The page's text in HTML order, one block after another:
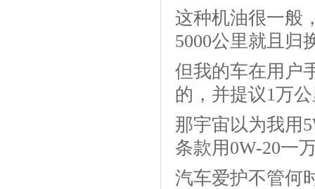
这种机油很一般
5000公里就且归
但我的车在用户
的，并提议1万
那宇宙以为我用
条款用0W-20一
汽车爱护不管何